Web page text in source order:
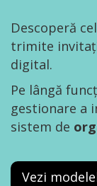
Descoperă
trimite
digital.
Pe lângă
gestionare a
sistem de
Vezi